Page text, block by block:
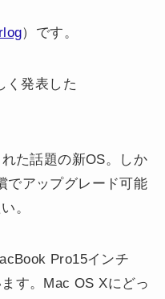
）です。
く発表した
た話題の新OS。しか
でアップグレード可能
。
Pro15インチ
す。Mac OS Xにどっ